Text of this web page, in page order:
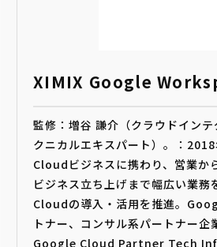
XIMIX Google
監修：増谷 謙介（クラウドイン
クニカルエキスパート）。：
Cloudビジネスに携わり、営業か
ビジネス立ち上げまで幅広い業
Cloudの導入・活用を推進。
トナー、コンサル系パートナー企
Google Cloud Partner Tech